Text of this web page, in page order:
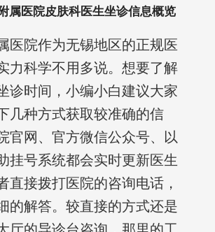
属医院皮肤科医生坐诊信息概览
医院作为无锡地区的正规医
力科学不用多说。想要了解
诊时间，小编小白建议大家
几种方式获取较准确的信
官网、官方微信公众号、以
挂号系统都会实时更新医生
直接拨打医院的咨询电话，
的解答。较直接的方式还是